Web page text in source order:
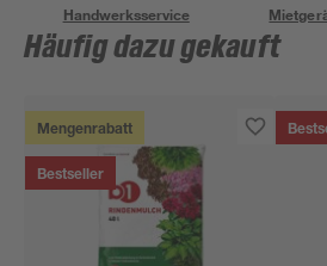
Handwerksservice
Häufig dazu gekauft
Mengenrabatt
Bestseller